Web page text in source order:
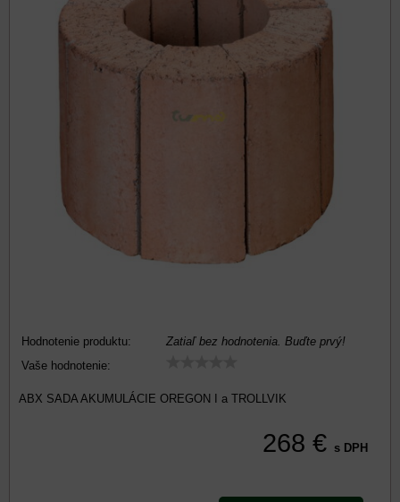
Hodnotenie produktu:
Zatiaľ bez hodnotenia. Buďte prvý!
Vaše hodnotenie:
ABX SADA AKUMULÁCIE OREGON I a TROLLVIK
268 € s DPH